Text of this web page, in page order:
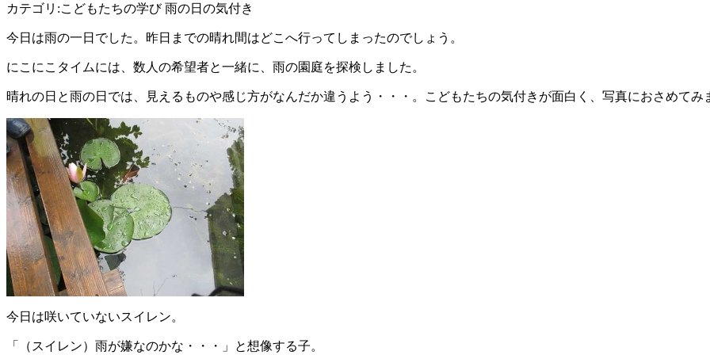
カテゴリ:こどもたちの学び 雨の日の気付き
今日は雨の一日でした。昨日までの晴れ間はどこへ行ってしまったのでしょう。
にこにこタイムには、数人の希望者と一緒に、雨の園庭を探検しました。
晴れの日と雨の日では、見えるものや感じ方がなんだか違うよう・・・。こどもたちの気付きが面白く、写真におさめてみ
今日は咲いていないスイレン。
「（スイレン）雨が嫌なのかな・・・」と想像する子。